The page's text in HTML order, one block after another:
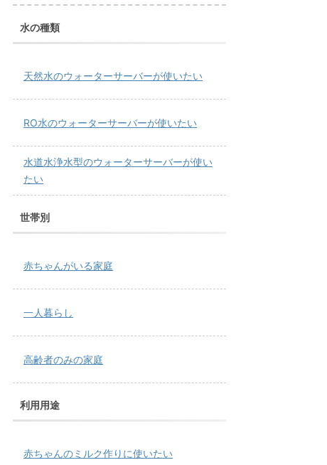
水の種類
天然水のウォーターサーバーが使いたい
RO水のウォーターサーバーが使いたい
水道水浄水型のウォーターサーバーが使い
たい
世帯別
赤ちゃんがいる家庭
一人暮らし
高齢者のみの家庭
利用用途
赤ちゃんのミルク作りに使いたい